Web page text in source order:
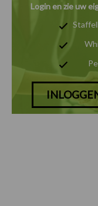
Login en zie uw